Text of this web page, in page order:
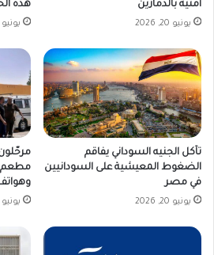
أمنية بالدمازين
يونيو 20, 2026
هذه
يونيو 20, 2026
تآكل الجنيه السوداني يفاقم
الضغوط المعيشية على السودانيين
في مصر
يونيو 20, 2026
مطعم
يونيو 20, 2026